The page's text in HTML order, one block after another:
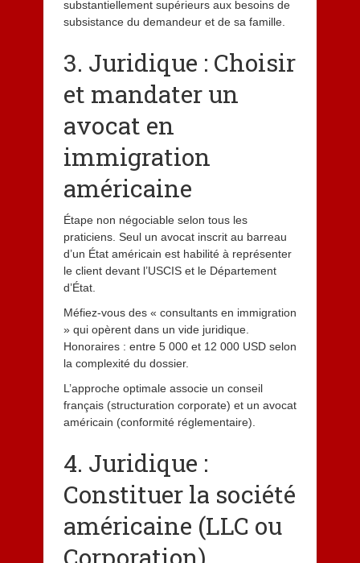
substantiellement supérieurs aux besoins de
subsistance du demandeur et de sa famille.
3. Juridique : Choisir
et mandater un
avocat en
immigration
américaine
Étape non négociable selon tous les
praticiens. Seul un avocat inscrit au barreau
d’un État américain est habilité à représenter
le client devant l’USCIS et le Département
d’État.
Méfiez-vous des « consultants en immigration
» qui opèrent dans un vide juridique.
Honoraires : entre 5 000 et 12 000 USD selon
la complexité du dossier.
L’approche optimale associe un conseil
français (structuration corporate) et un avocat
américain (conformité réglementaire).
4. Juridique :
Constituer la société
américaine (LLC ou